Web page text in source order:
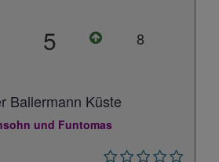
5 8
Ballermann Küste
und Funtomas